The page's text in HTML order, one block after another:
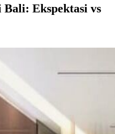
Ekspektasi vs